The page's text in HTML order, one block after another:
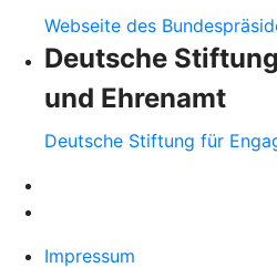
Webseite des
Deutsche
und Ehrenamt
Deutsche Stiftung für
Impressum